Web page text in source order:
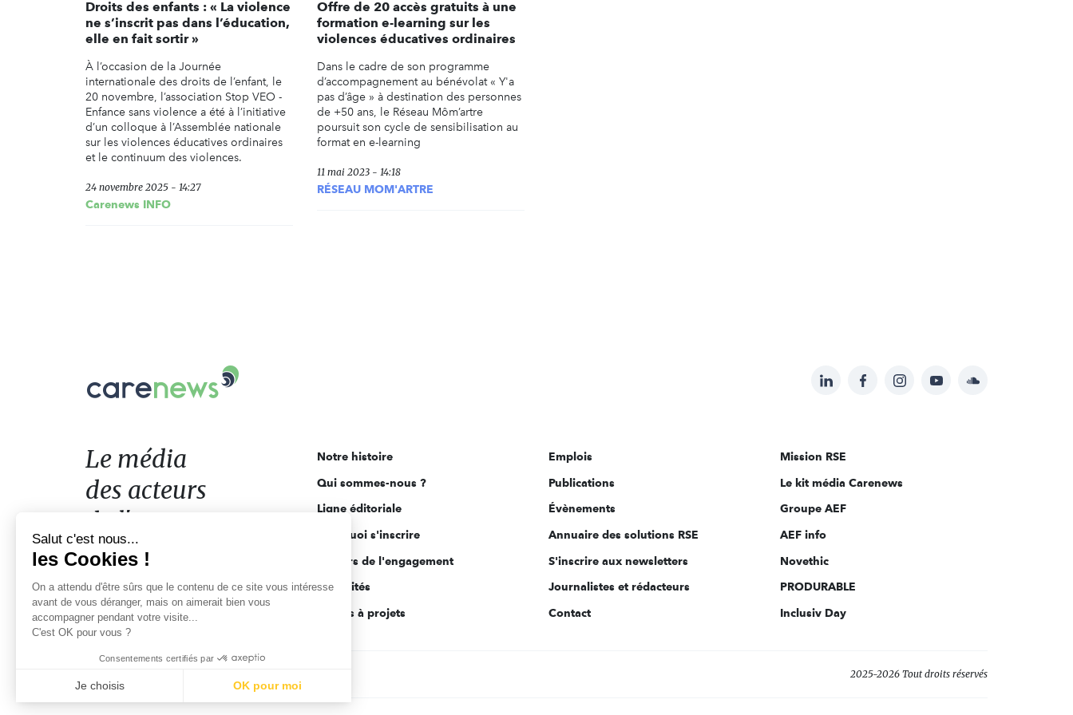
Droits des enfants : « La violence
ne s’inscrit pas dans l’éducation,
elle en fait sortir »
À l’occasion de la Journée
internationale des droits de l’enfant, le
20 novembre, l’association Stop VEO -
Enfance sans violence a été à l’initiative
d’un colloque à l’Assemblée nationale
sur les violences éducatives ordinaires
et le continuum des violences.
24 novembre 2025 - 14:27
Carenews INFO
Offre de 20 accès gratuits à une
formation e-learning sur les
violences éducatives ordinaires
Dans le cadre de son programme
d’accompagnement au bénévolat « Y'a
pas d’âge » à destination des personnes
de +50 ans, le Réseau Môm’artre
poursuit son cycle de sensibilisation au
format en e-learning
11 mai 2023 - 14:18
RÉSEAU MOM'ARTRE
Suivez-
sur:
LinkedInFacebookInstagramYouTubeSoundcloud
Le
acteurs
de
l'engagement
Le média
des acteurs
de l'engagement
Notre histoire
Qui sommes-nous ?
Ligne éditoriale
Pourquoi s'inscrire
Acteurs de l'engagement
Actualités
Appels à projets
Emplois
Publications
Évènements
Annuaire des solutions RSE
S'inscrire aux newsletters
Journalistes et rédacteurs
Contact
Mission RSE
Le kit média Carenews
Groupe AEF
AEF info
Novethic
PRODURABLE
Inclusiv Day
2025-2026 Tout droits réservés
Salut c'est nous...
les Cookies !
On a attendu d'être sûrs que le contenu de ce site vous intéresse
avant de vous déranger, mais on aimerait bien vous
accompagner pendant votre visite...
C'est OK pour vous ?
Consentements certifiés par
Je choisis OK pour moi